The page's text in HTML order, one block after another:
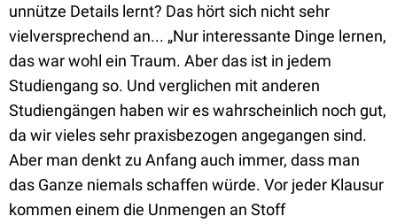
unnütze Details lernt? Das hört sich nicht sehr
vielversprechend an... „Nur interessante Dinge lernen,
das war wohl ein Traum. Aber das ist in jedem
Studiengang so. Und verglichen mit anderen
Studiengängen haben wir es wahrscheinlich noch gut,
da wir vieles sehr praxisbezogen angegangen sind.
Aber man denkt zu Anfang auch immer, dass man
das Ganze niemals schaffen würde. Vor jeder Klausur
kommen einem die Unmengen an Stoff